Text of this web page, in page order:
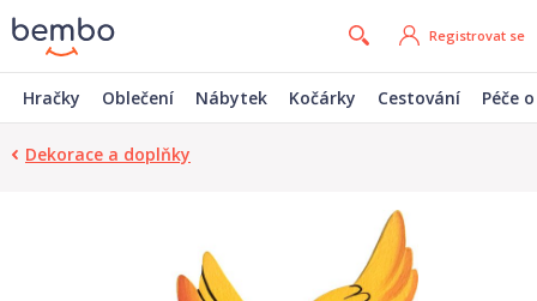
Registrovat se
Hračky Oblečení Nábytek Kočárky Cestování Péče
Dekorace a doplňky